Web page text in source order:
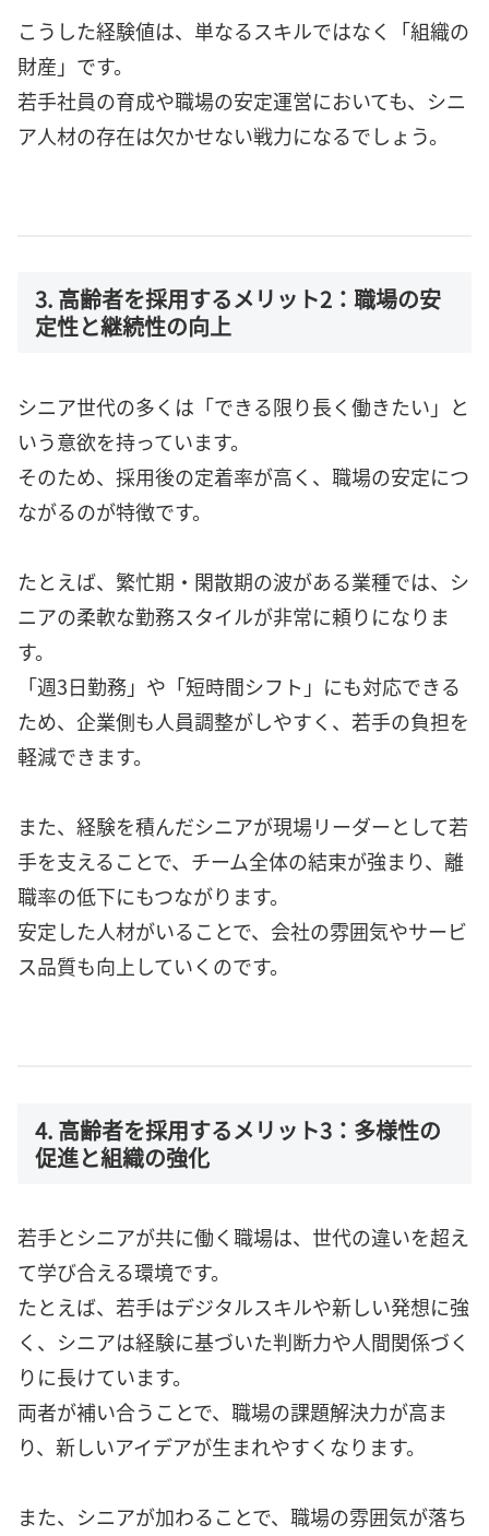
こうした経験値は、単なるスキルではなく「組織の
財産」です。
若手社員の育成や職場の安定運営においても、シニ
ア人材の存在は欠かせない戦力になるでしょう。
3. 高齢者を採用するメリット2：職場の安
定性と継続性の向上
シニア世代の多くは「できる限り長く働きたい」と
いう意欲を持っています。
そのため、採用後の定着率が高く、職場の安定につ
ながるのが特徴です。
たとえば、繁忙期・閑散期の波がある業種では、シ
ニアの柔軟な勤務スタイルが非常に頼りになりま
す。
「週3日勤務」や「短時間シフト」にも対応できる
ため、企業側も人員調整がしやすく、若手の負担を
軽減できます。
また、経験を積んだシニアが現場リーダーとして若
手を支えることで、チーム全体の結束が強まり、離
職率の低下にもつながります。
安定した人材がいることで、会社の雰囲気やサービ
ス品質も向上していくのです。
4. 高齢者を採用するメリット3：多様性の
促進と組織の強化
若手とシニアが共に働く職場は、世代の違いを超え
て学び合える環境です。
たとえば、若手はデジタルスキルや新しい発想に強
く、シニアは経験に基づいた判断力や人間関係づく
りに長けています。
両者が補い合うことで、職場の課題解決力が高ま
り、新しいアイデアが生まれやすくなります。
また、シニアが加わることで、職場の雰囲気が落ち